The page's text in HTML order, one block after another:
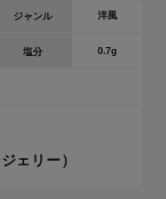
ジャンル 洋風
塩分 0.7g
ェリー）